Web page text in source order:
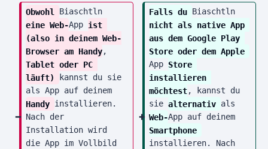
n
Obwohl Biaschtln
eine Web-App ist
(also in deinem Web-
Browser am Handy,
Tablet oder PC
läuft)
kannst du sie
als App auf deinem
Handy installieren.
Nach der
Installation wird
die App im Vollbild
Falls du Biaschtln
nicht als native App
aus dem Google Play
Store oder dem Apple
App Store
installieren
möchtest, kannst du
sie alternativ als
Web-App auf deinem
Smartphone
installieren. Nach